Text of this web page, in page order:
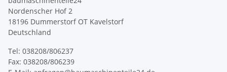
Nordenscher Hof 2
18196 Dummerstorf OT Kavelstorf
Deutschland
Tel: 038208/806237
Fax: 038208/806239